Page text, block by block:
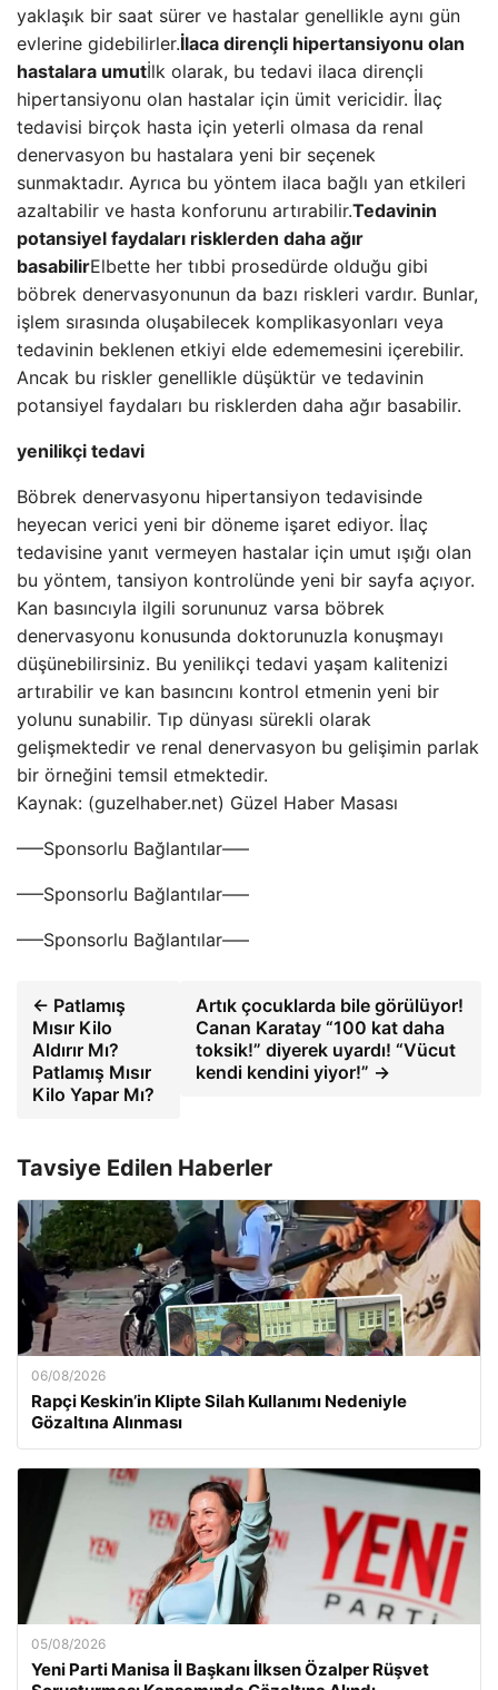
yaklaşık bir saat sürer ve hastalar genellikle aynı gün
evlerine gidebilirler.İlaca dirençli hipertansiyonu olan
hastalara umutİlk olarak, bu tedavi ilaca dirençli
hipertansiyonu olan hastalar için ümit vericidir. İlaç
tedavisi birçok hasta için yeterli olmasa da renal
denervasyon bu hastalara yeni bir seçenek
sunmaktadır. Ayrıca bu yöntem ilaca bağlı yan etkileri
azaltabilir ve hasta konforunu artırabilir.Tedavinin
potansiyel faydaları risklerden daha ağır
basabilirElbette her tıbbi prosedürde olduğu gibi
böbrek denervasyonunun da bazı riskleri vardır. Bunlar,
işlem sırasında oluşabilecek komplikasyonları veya
tedavinin beklenen etkiyi elde edememesini içerebilir.
Ancak bu riskler genellikle düşüktür ve tedavinin
potansiyel faydaları bu risklerden daha ağır basabilir.
yenilikçi tedavi
Böbrek denervasyonu hipertansiyon tedavisinde
heyecan verici yeni bir döneme işaret ediyor. İlaç
tedavisine yanıt vermeyen hastalar için umut ışığı olan
bu yöntem, tansiyon kontrolünde yeni bir sayfa açıyor.
Kan basıncıyla ilgili sorununuz varsa böbrek
denervasyonu konusunda doktorunuzla konuşmayı
düşünebilirsiniz. Bu yenilikçi tedavi yaşam kalitenizi
artırabilir ve kan basıncını kontrol etmenin yeni bir
yolunu sunabilir. Tıp dünyası sürekli olarak
gelişmektedir ve renal denervasyon bu gelişimin parlak
bir örneğini temsil etmektedir.
Kaynak: (guzelhaber.net) Güzel Haber Masası
—–Sponsorlu Bağlantılar—–
—–Sponsorlu Bağlantılar—–
—–Sponsorlu Bağlantılar—–
← Patlamış
Mısır Kilo
Aldırır Mı?
Patlamış Mısır
Kilo Yapar Mı?
Artık çocuklarda bile görülüyor!
Canan Karatay “100 kat daha
toksik!” diyerek uyardı! “Vücut
kendi kendini yiyor!” →
Tavsiye Edilen Haberler
06/08/2026
Rapçi Keskin’in Klipte Silah Kullanımı Nedeniyle
Gözaltına Alınması
05/08/2026
Yeni Parti Manisa İl Başkanı İlksen Özalper Rüşvet